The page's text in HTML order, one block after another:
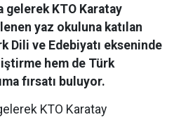
gelerek KTO Karatay
yaz okuluna katılan
Dili ve Edebiyatı ekseninde
hem de Türk
fırsatı buluyor.
KTO Karatay